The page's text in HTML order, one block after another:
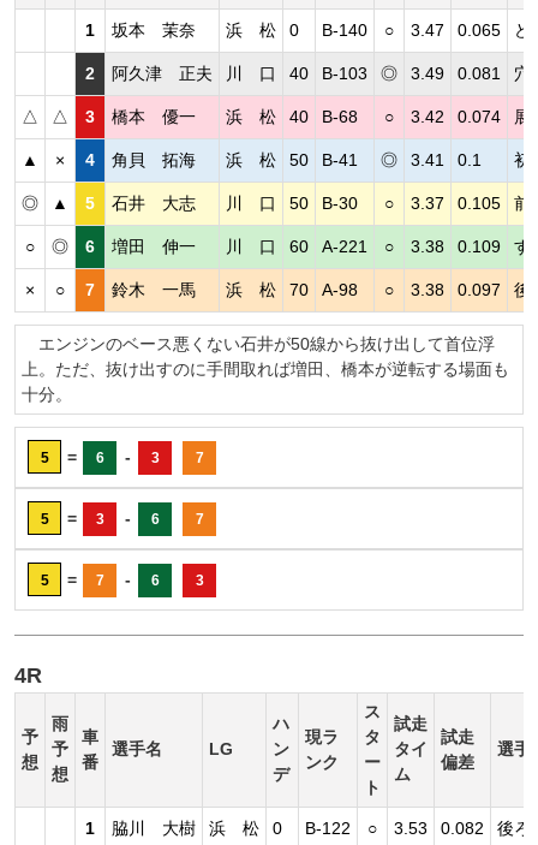
1 坂本 茉奈 浜 松 0 B-140 ○ 3.47 0.065 ど
2 阿久津 正夫 川 口 40 B-103 ◎ 3.49 0.081 穴
△ △ 3 橋本 優一 浜 松 40 B-68 ○ 3.42 0.074 展
▲ × 4 角貝 拓海 浜 松 50 B-41 ◎ 3.41 0.1 初
◎ ▲ 5 石井 大志 川 口 50 B-30 ○ 3.37 0.105 前
○ ◎ 6 増田 伸一 川 口 60 A-221 ○ 3.38 0.109 す
× ○ 7 鈴木 一馬 浜 松 70 A-98 ○ 3.38 0.097 後
エンジンのベース悪くない石井が50線から抜け出して首位浮
上。ただ、抜け出すのに手間取れば増田、橋本が逆転する場面も
十分。
5 = 6 - 3 7
5 = 3 - 6 7
5 = 7 - 6 3
4R
予
想
雨
予
想
車
番
選手名 LG
ハ
ン
デ
現ラ
ンク
ス
タ
ー
ト
試走
タイ
ム
試走
偏差
選手
1 脇川 大樹 浜 松 0 B-122 ○ 3.53 0.082 後ろ